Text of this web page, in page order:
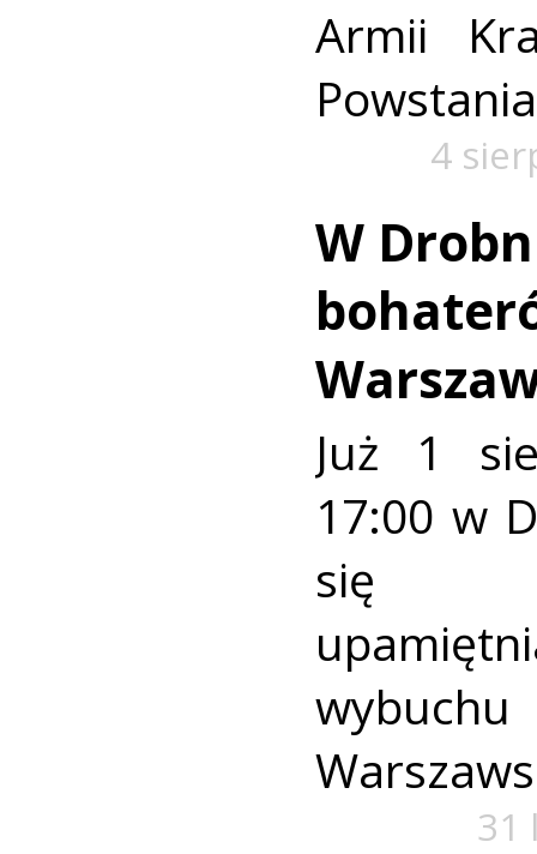
Armii
4
W
Już 1
17:00 w
się
31